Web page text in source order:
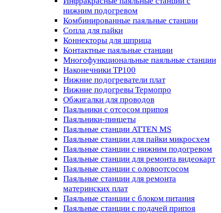
нижним подогревом
Комбинированные паяльные станции
Сопла для пайки
Коннекторы для шприца
Контактные паяльные станции
Многофункциональные паяльные станции
Наконечники TP100
Нижние подогреватели плат
Нижние подогревы Термопро
Обжигалки для проводов
Паяльники с отсосом припоя
Паяльники-пинцеты
Паяльные станции ATTEN MS
Паяльные станции для пайки микросхем
Паяльные станции с нижним подогревом
Паяльные станции для ремонта видеокарт
Паяльные станции с оловоотсосом
Паяльные станции для ремонта
материнских плат
Паяльные станции с блоком питания
Паяльные станции с подачей припоя